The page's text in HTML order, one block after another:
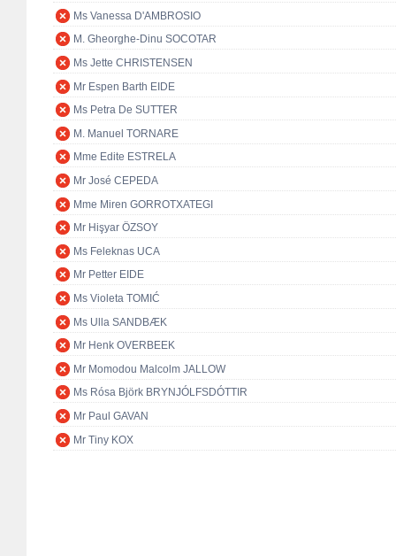
Ms Vanessa D'AMBROSIO
M. Gheorghe-Dinu SOCOTAR
Ms Jette CHRISTENSEN
Mr Espen Barth EIDE
Ms Petra De SUTTER
M. Manuel TORNARE
Mme Edite ESTRELA
Mr José CEPEDA
Mme Miren GORROTXATEGI
Mr Hişyar ÖZSOY
Ms Feleknas UCA
Mr Petter EIDE
Ms Violeta TOMIĆ
Ms Ulla SANDBÆK
Mr Henk OVERBEEK
Mr Momodou Malcolm JALLOW
Ms Rósa Björk BRYNJÓLFSDÓTTIR
Mr Paul GAVAN
Mr Tiny KOX